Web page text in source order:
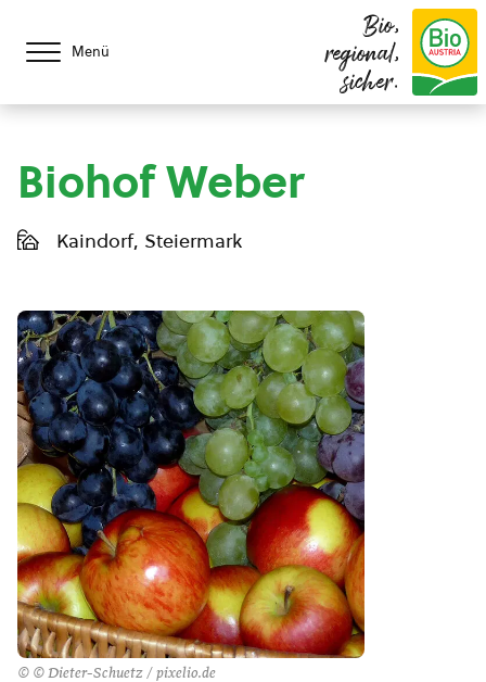
Menü
Bio,
regional,
sicher.
Biohof Weber
Kaindorf, Steiermark
© © Dieter-Schuetz / pixelio.de